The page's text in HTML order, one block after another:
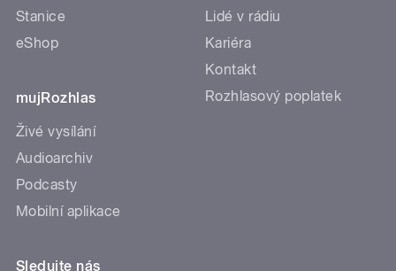
Stanice
eShop
mujRozhlas
Živé vysílání
Audioarchiv
Podcasty
Mobilní aplikace
Lidé v rádiu
Kariéra
Kontakt
Rozhlasový poplatek
Sledujte nás